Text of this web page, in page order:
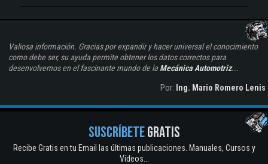
Valiosa información. Gracias por expandir y hacer universal el conocimiento
como debe ser, su ayuda permite obtener los datos correctos para
desenvolvernos en el fascinante mundo de la Mecánica Automotriz...
Por: Ing. Mario Romero Lenis
SUSCRÍBETEGRATIS
Recibe Gratis en tu Email las últimas publicaciones. Manuales, Cursos y
Vídeos...